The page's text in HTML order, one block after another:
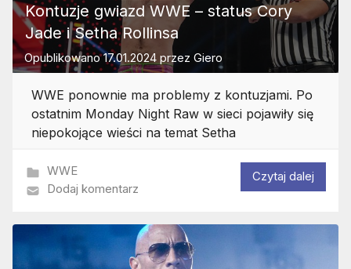
Kontuzje gwiazd WWE – status Cory
Jade i Setha Rollinsa
Opublikowano17.01.2024 przez Giero
WWE ponownie ma problemy z kontuzjami. Po
ostatnim Monday Night Raw w sieci pojawiły się
niepokojące wieści na temat Setha
WWE
Dodaj komentarz
Czytaj dalej